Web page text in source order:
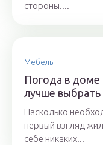
стороны....
Мебель
Погода в доме
лучше выбрать
Насколько
первый взгляд
себе никаких...